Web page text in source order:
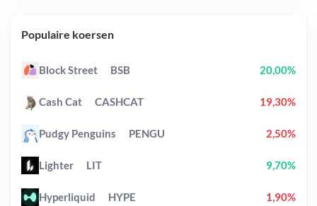
Populaire koersen
Block Street BSB 20,00%
Cash Cat CASHCAT 19,30%
Pudgy Penguins PENGU 2,50%
Lighter LIT 9,70%
Hyperliquid HYPE 1,90%